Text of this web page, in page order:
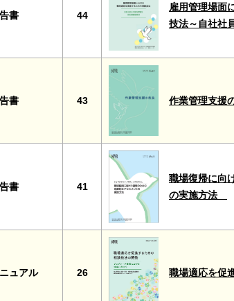
書 44
雇用管理場面
技法～自社社
書 43 作業管理支援
書 41
職場復帰に向
の実施方法
ュアル 26 職場適応を促